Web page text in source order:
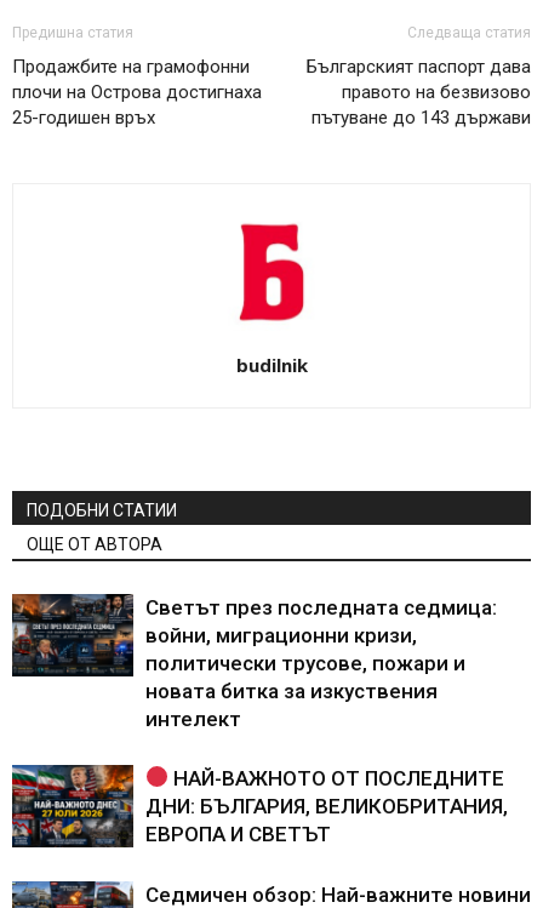
Предишна статия
Продажбите на грамофонни
плочи на Острова достигнаха
25-годишен връх
Следваща статия
Българският паспорт дава
правото на безвизово
пътуване до 143 държави
budilnik
ПОДОБНИ СТАТИИ
ОЩЕ ОТ АВТОРА
Светът през последната седмица:
войни, миграционни кризи,
политически трусове, пожари и
новата битка за изкуствения
интелект
НАЙ-ВАЖНОТО ОТ ПОСЛЕДНИТЕ
ДНИ: БЪЛГАРИЯ, ВЕЛИКОБРИТАНИЯ,
ЕВРОПА И СВЕТЪТ
Седмичен обзор: Най-важните новини